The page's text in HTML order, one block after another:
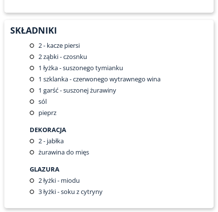
SKŁADNIKI
2- kacze piersi
2ząbki - czosnku
1 łyżka - suszonego tymianku
1 szklanka - czerwonego wytrawnego wina
1 garść - suszonej żurawiny
sól
pieprz
DEKORACJA
2- jabłka
żurawina do mięs
GLAZURA
2łyżki - miodu
3łyżki - soku z cytryny